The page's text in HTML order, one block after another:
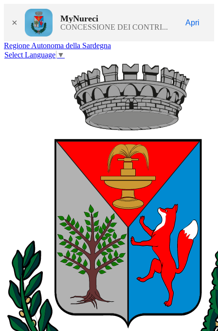
× MyNureci
CONCESSIONE DEI CONTRI...
Apri
Regione Autonoma della Sardegna
Select Language ▼